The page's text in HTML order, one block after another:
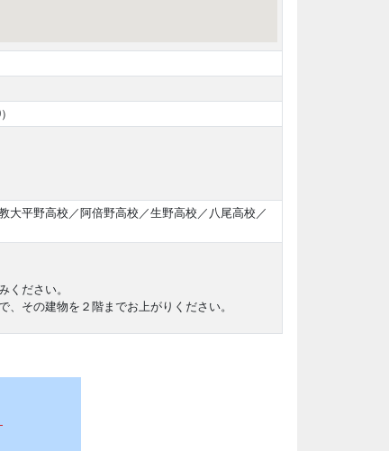
大平野高校／阿倍野高校／生野高校／八尾高校／
ください。
その建物を２階までお上がりください。